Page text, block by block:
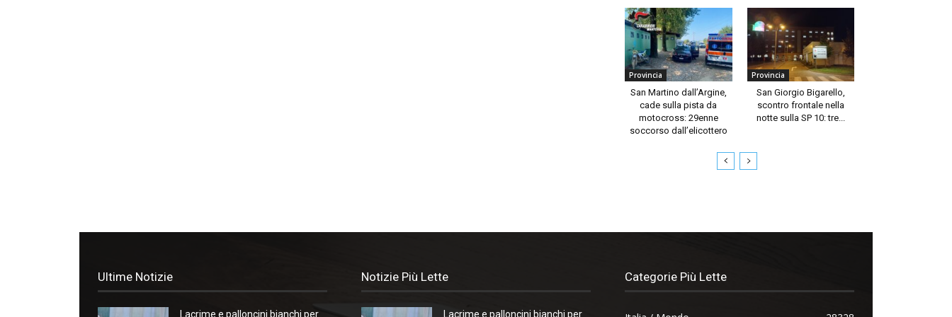
Provincia
San Martino dall’Argine,
cade sulla pista da
motocross: 29enne
soccorso dall’elicottero
Provincia
San Giorgio Bigarello,
scontro frontale nella
notte sulla SP 10: tre...
Ultime Notizie
Lacrime e palloncini bianchi per
Notizie Più Lette
Lacrime e palloncini bianchi per
Categorie Più Lette